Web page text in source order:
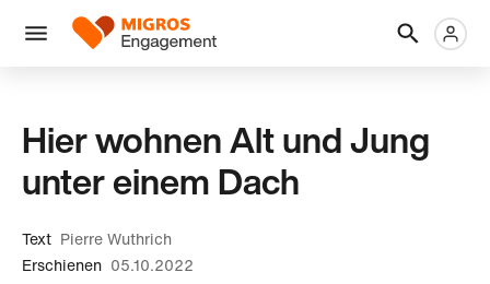
Navigation
überspringen
Menü
Logo
Hier wohnen Alt und Jung
unter einem Dach
Text Pierre Wuthrich
Erschienen 05.10.2022